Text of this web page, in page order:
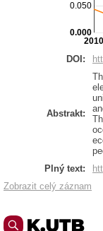
2010
0.050
0.000
DOI:
Abstrakt:
Plný text:
Zobrazit celý záznam